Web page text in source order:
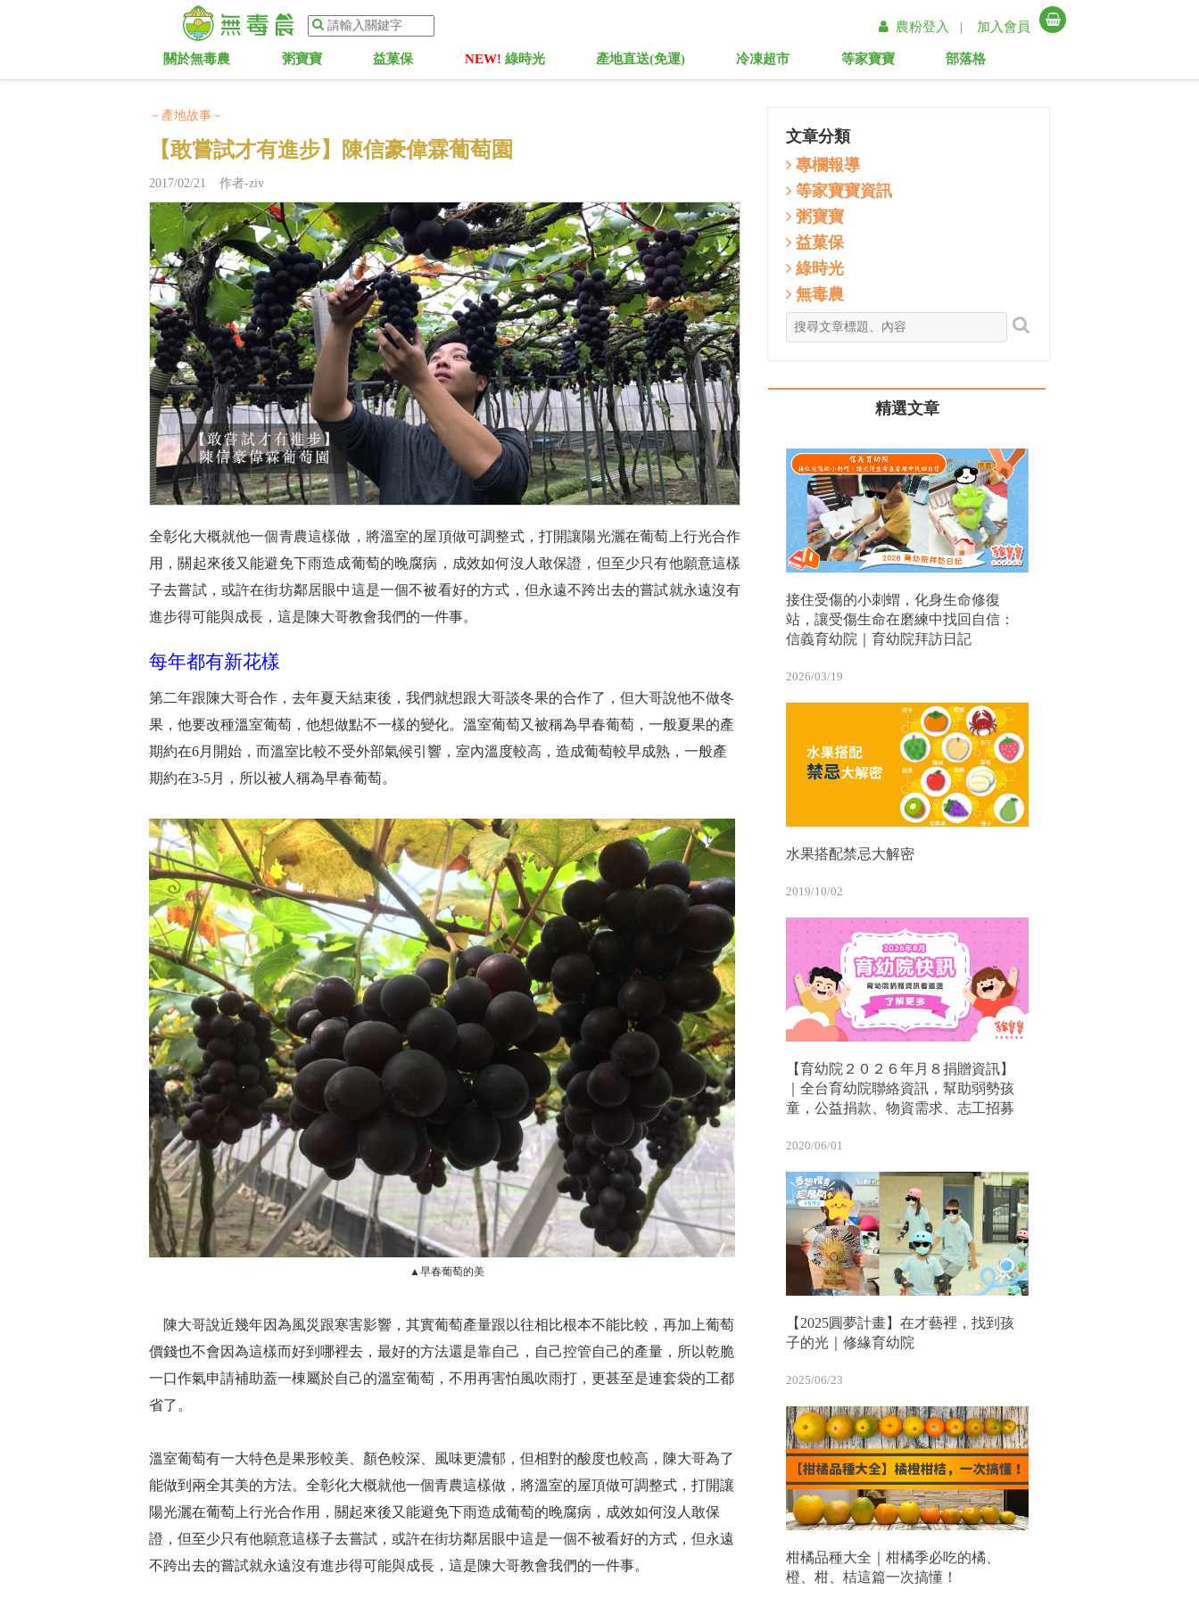
農粉登入 | 加入會員
關於無毒農 粥寶寶 益菓保 NEW! 綠時光 產地直送(免運) 冷凍超市 等家寶寶 部落格
－產地故事－
【敢嘗試才有進步】陳信豪偉霖葡萄園
2017/02/21 作者-ziv
全彰化大概就他一個青農這樣做，將溫室的屋頂做可調整式，打開讓陽光灑在葡萄上行光合作
用，關起來後又能避免下雨造成葡萄的晚腐病，成效如何沒人敢保證，但至少只有他願意這樣
子去嘗試，或許在街坊鄰居眼中這是一個不被看好的方式，但永遠不跨出去的嘗試就永遠沒有
進步得可能與成長，這是陳大哥教會我們的一件事。
每年都有新花樣
第二年跟陳大哥合作，去年夏天結束後，我們就想跟大哥談冬果的合作了，但大哥說他不做冬
果，他要改種溫室葡萄，他想做點不一樣的變化。溫室葡萄又被稱為早春葡萄，一般夏果的產
期約在6月開始，而溫室比較不受外部氣候引響，室內溫度較高，造成葡萄較早成熟，一般產
期約在3-5月，所以被人稱為早春葡萄。
▲早春葡萄的美
陳大哥說近幾年因為風災跟寒害影響，其實葡萄產量跟以往相比根本不能比較，再加上葡萄
價錢也不會因為這樣而好到哪裡去，最好的方法還是靠自己，自己控管自己的產量，所以乾脆
一口作氣申請補助蓋一棟屬於自己的溫室葡萄，不用再害怕風吹雨打，更甚至是連套袋的工都
省了。
溫室葡萄有一大特色是果形較美、顏色較深、風味更濃郁，但相對的酸度也較高，陳大哥為了
能做到兩全其美的方法。全彰化大概就他一個青農這樣做，將溫室的屋頂做可調整式，打開讓
陽光灑在葡萄上行光合作用，關起來後又能避免下雨造成葡萄的晚腐病，成效如何沒人敢保
證，但至少只有他願意這樣子去嘗試，或許在街坊鄰居眼中這是一個不被看好的方式，但永遠
不跨出去的嘗試就永遠沒有進步得可能與成長，這是陳大哥教會我們的一件事。
文章分類
專欄報導
等家寶寶資訊
粥寶寶
益菓保
綠時光
無毒農
精選文章
接住受傷的小刺蝟，化身生命修復
站，讓受傷生命在磨練中找回自信：
信義育幼院｜育幼院拜訪日記
2026/03/19
水果搭配禁忌大解密
2019/10/02
【育幼院２０２６年月８捐贈資訊】
｜全台育幼院聯絡資訊，幫助弱勢孩
童，公益捐款、物資需求、志工招募
2020/06/01
【2025圓夢計畫】在才藝裡，找到孩
子的光｜修緣育幼院
2025/06/23
柑橘品種大全｜柑橘季必吃的橘、
橙、柑、桔這篇一次搞懂！